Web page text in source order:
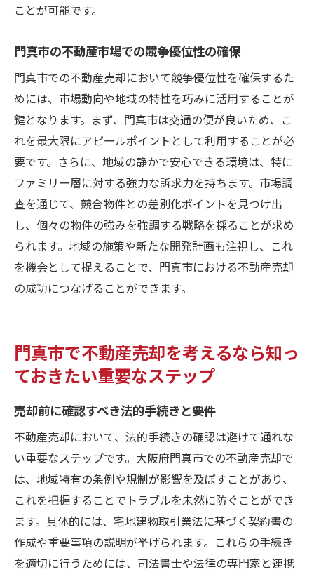
ことが可能です。
門真市の不動産市場での競争優位性の確保
門真市での不動産売却において競争優位性を確保するた
めには、市場動向や地域の特性を巧みに活用することが
鍵となります。まず、門真市は交通の便が良いため、こ
れを最大限にアピールポイントとして利用することが必
要です。さらに、地域の静かで安心できる環境は、特に
ファミリー層に対する強力な訴求力を持ちます。市場調
査を通じて、競合物件との差別化ポイントを見つけ出
し、個々の物件の強みを強調する戦略を採ることが求め
られます。地域の施策や新たな開発計画も注視し、これ
を機会として捉えることで、門真市における不動産売却
の成功につなげることができます。
門真市で不動産売却を考えるなら知っ
ておきたい重要なステップ
売却前に確認すべき法的手続きと要件
不動産売却において、法的手続きの確認は避けて通れな
い重要なステップです。大阪府門真市での不動産売却で
は、地域特有の条例や規制が影響を及ぼすことがあり、
これを把握することでトラブルを未然に防ぐことができ
ます。具体的には、宅地建物取引業法に基づく契約書の
作成や重要事項の説明が挙げられます。これらの手続き
を適切に行うためには、司法書士や法律の専門家と連携